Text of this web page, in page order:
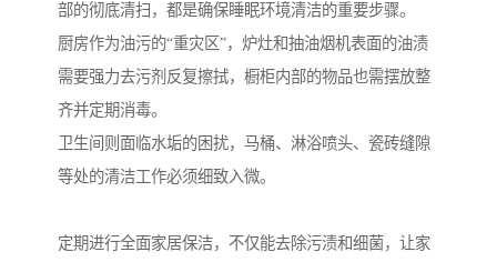
部的彻底清扫，都是确保睡眠环境清洁的重要步骤。
厨房作为油污的“重灾区”，炉灶和抽油烟机表面的油渍
需要强力去污剂反复擦拭，橱柜内部的物品也需摆放整
齐并定期消毒。
卫生间则面临水垢的困扰，马桶、淋浴喷头、瓷砖缝隙
等处的清洁工作必须细致入微。
定期进行全面家居保洁，不仅能去除污渍和细菌，让家